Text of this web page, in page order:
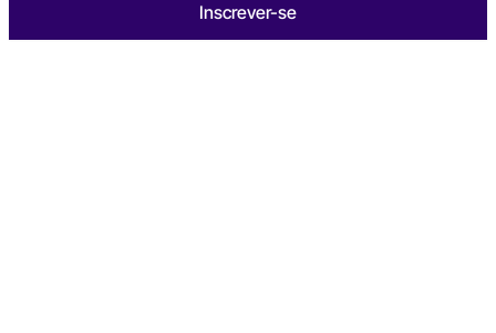
Inscrever-se